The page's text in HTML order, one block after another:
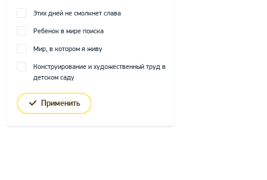
Этих дней не смолкнет слава
Ребенок в мире поиска
Мир, в котором я живу
Конструирование и художественный труд в
детском саду
Применить